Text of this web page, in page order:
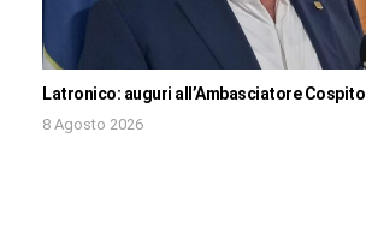
Latronico: auguri all’Ambasciatore Cospito
8 Agosto 2026